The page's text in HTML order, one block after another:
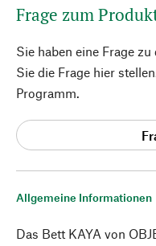
Allgemeine Informationen
Das Bett KAYA von
Frage zum
Sie haben eine Frage
Sie die Frage hier
Programm.